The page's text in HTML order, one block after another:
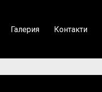
Галерия Контакти